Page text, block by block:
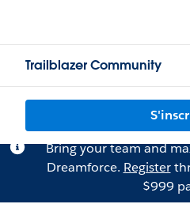
Trailblazer Community
Bring your team and
Dreamforce. Register
$999